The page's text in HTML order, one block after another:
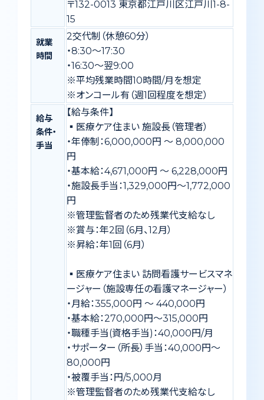
〒132-0013 東京都江戸川区江戸川1-8-
15
就業
時間
2交代制（休憩60分）
・8:30〜17:30
・16:30〜翌9:00
※平均残業時間10時間/月を想定
※オンコール有（週1回程度を想定）
給与
条件・
手当
【給与条件】
▪️医療ケア住まい 施設長（管理者）
・年俸制：6,000,000円 〜 8,000,000
円
・基本給：4,671,000円 〜 6,228,000円
・施設長手当：1,329,000円〜1,772,000
円
※管理監督者のため残業代支給なし
※賞与：年2回（6月、12月）
※昇給：年1回（6月）
▪️医療ケア住まい 訪問看護サービスマネ
ージャー（施設専任の看護マネージャー）
・月給：355,000円 〜 440,000円
・基本給：270,000円〜315,000円
・職種手当(資格手当)：40,000円/月
・サポーター（所長）手当：40,000円〜
80,000円
・被覆手当：円/5,000月
※管理監督者のため残業代支給なし